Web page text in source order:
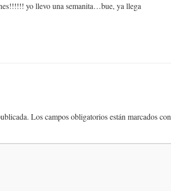
yo llevo una semanita…bue, ya llega
Los campos obligatorios están marcados con